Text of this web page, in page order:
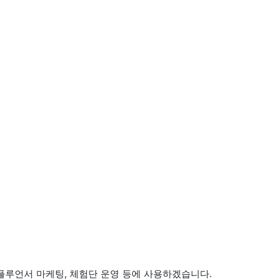
언서 마케팅, 체험단 운영 등에 사용하겠습니다.